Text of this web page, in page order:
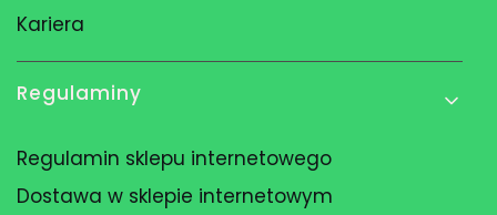
Kariera
Regulaminy
Regulamin sklepu internetowego
Dostawa w sklepie internetowym